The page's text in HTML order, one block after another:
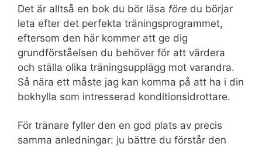
Det är alltså en bok du bör läsa före du börjar
leta efter det perfekta träningsprogrammet,
eftersom den här kommer att ge dig
grundförståelsen du behöver för att värdera
och ställa olika träningsupplägg mot varandra.
Så nära ett måste jag kan komma på att ha i din
bokhylla som intresserad konditionsidrottare.
För tränare fyller den en god plats av precis
samma anledningar: ju bättre du förstår den